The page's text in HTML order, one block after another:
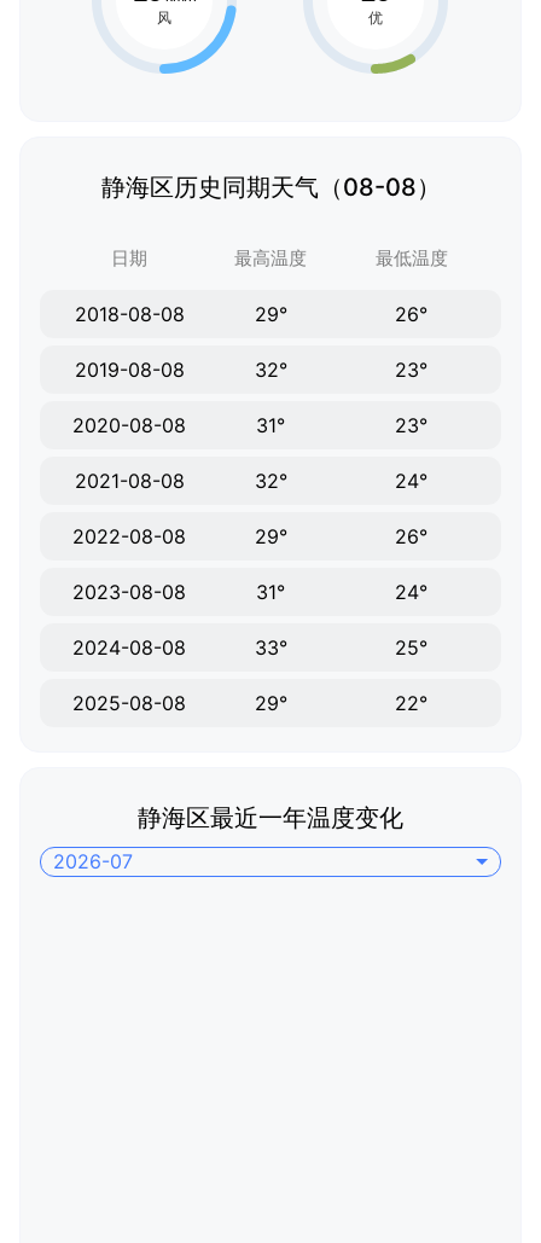
静海区历史同期天气（08-08）
日期 最高温度 最低温度
2018-08-08 29° 26°
2019-08-08 32° 23°
2020-08-08 31° 23°
2021-08-08 32° 24°
2022-08-08 29° 26°
2023-08-08 31° 24°
2024-08-08 33° 25°
2025-08-08 29° 22°
静海区最近一年温度变化
2026-07